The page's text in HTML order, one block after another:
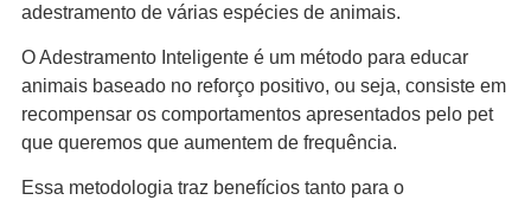
adestramento de várias espécies de animais.
O Adestramento Inteligente é um método para educar
animais baseado no reforço positivo, ou seja, consiste em
recompensar os comportamentos apresentados pelo pet
que queremos que aumentem de frequência.
Essa metodologia traz benefícios tanto para o